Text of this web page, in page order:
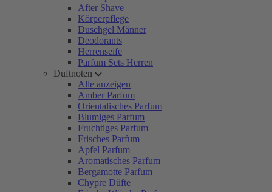
After Shave
Körperpflege
Duschgel Männer
Deodorants
Herrenseife
Parfum Sets Herren
Duftnoten
Alle anzeigen
Amber Parfum
Orientalisches Parfum
Blumiges Parfum
Fruchtiges Parfum
Frisches Parfum
Apfel Parfum
Aromatisches Parfum
Bergamotte Parfum
Chypre Düfte